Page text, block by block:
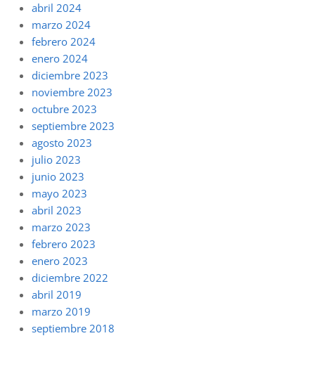
abril 2024
marzo 2024
febrero 2024
enero 2024
diciembre 2023
noviembre 2023
octubre 2023
septiembre 2023
agosto 2023
julio 2023
junio 2023
mayo 2023
abril 2023
marzo 2023
febrero 2023
enero 2023
diciembre 2022
abril 2019
marzo 2019
septiembre 2018